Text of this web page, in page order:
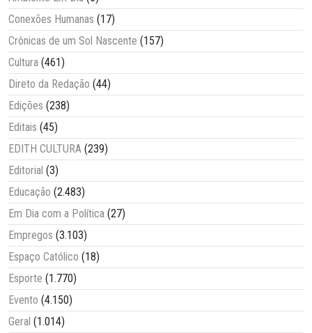
Conexões Humanas (17)
Crônicas de um Sol Nascente (157)
Cultura (461)
Direto da Redação (44)
Edições (238)
Editais (45)
EDITH CULTURA (239)
Editorial (3)
Educação (2.483)
Em Dia com a Política (27)
Empregos (3.103)
Espaço Católico (18)
Esporte (1.770)
Evento (4.150)
Geral (1.014)